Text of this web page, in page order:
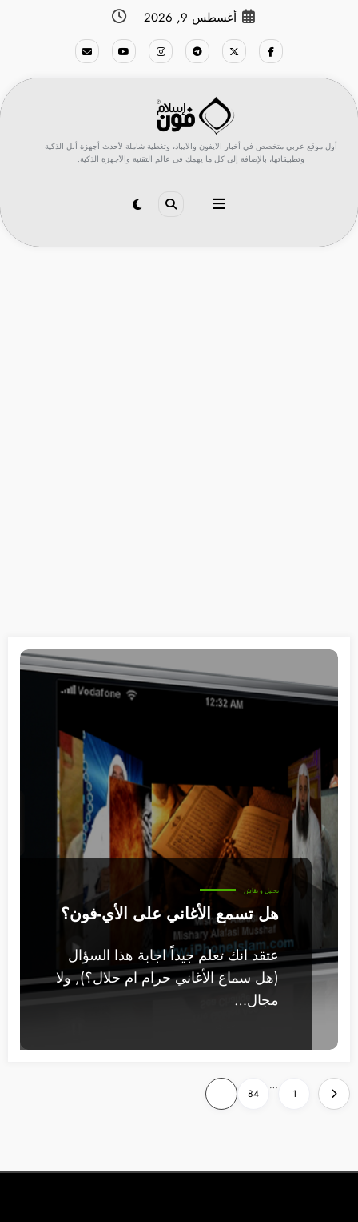
أغسطس 9, 2026
أول موقع عربي متخصص في أخبار الآيفون والآيباد، وتغطية شاملة لأحدث أجهزة أبل الذكية
وتطبيقاتها، بالإضافة إلى كل ما يهمك في عالم التقنية والأجهزة الذكية.
تحليل و نقاش
هل تسمع الأغاني على الأي-فون؟
عتقد انك تعلم جيداً اجابة هذا السؤال
(هل سماع الأغاني حرام ام حلال؟), ولا
مجال…
تعدد
صفحات
1
…
84